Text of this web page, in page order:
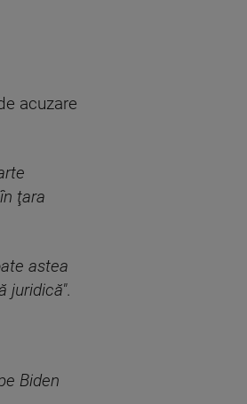
acuzare
ţara
astea
juridică".
Biden